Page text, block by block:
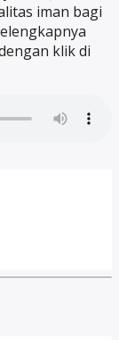
iman bagi
klik di